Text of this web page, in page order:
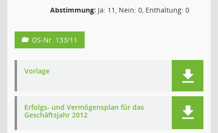
Abstimmung: Ja: 11, Nein: 0, Enthaltung: 0
DS-Nr. 133/11
Vorlage
Erfolgs- und Vermögensplan für das
Geschäftsjahr 2012